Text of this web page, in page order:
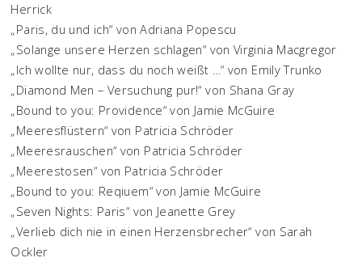
Herrick
„Paris, du und ich“ von Adriana Popescu
„Solange unsere Herzen schlagen“ von Virginia Macgregor
„Ich wollte nur, dass du noch weißt …“ von Emily Trunko
„Diamond Men – Versuchung pur!“ von Shana Gray
„Bound to you: Providence“ von Jamie McGuire
„Meeresflüstern“ von Patricia Schröder
„Meeresrauschen“ von Patricia Schröder
„Meerestosen“ von Patricia Schröder
„Bound to you: Reqiuem“ von Jamie McGuire
„Seven Nights: Paris“ von Jeanette Grey
„Verlieb dich nie in einen Herzensbrecher“ von Sarah
Ockler